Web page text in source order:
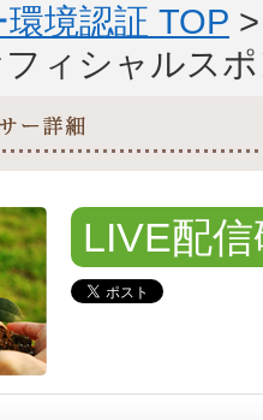
境認証 TOP
ィシャルスポ
LIVE配